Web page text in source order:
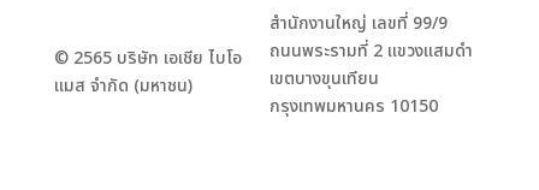
© 2565 บริษัท เอเชีย ไบโอ
แมส จำกัด (มหาชน)
สำนักงานใหญ่ เลขที่ 99/9
ถนนพระรามที่ 2 แขวงแสมดำ
เขตบางขุนเทียน
กรุงเทพมหานคร 10150